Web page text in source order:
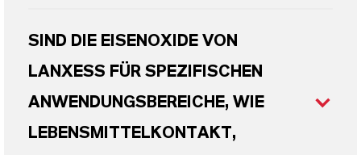
SIND DIE EISENOXIDE VON
LANXESS FÜR SPEZIFISCHEN
ANWENDUNGSBEREICHE, WIE
LEBENSMITTELKONTAKT,